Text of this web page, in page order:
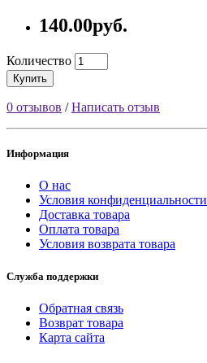
140.00руб.
Количество
Купить
0 отзывов /Написать отзыв
Информация
О нас
Условия конфиденциальности
Доставка товара
Оплата товара
Условия возврата товара
Служба поддержки
Обратная связь
Возврат товара
Карта сайта